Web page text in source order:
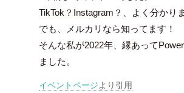
TikTok？Instagram？、よく分かり
でも、メルカリなら知ってます！
そんな私が2022年、縁あって
ました。
イベントページ より引用